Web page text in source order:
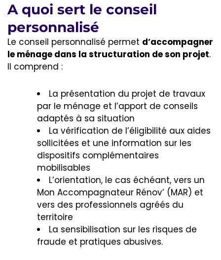
A quoi sert le conseil
personnalisé
Le conseil personnalisé permet d’accompagner
le ménage dans la structuration de son projet.
Il comprend :
La présentation du projet de travaux
par le ménage et l’apport de conseils
adaptés à sa situation
La vérification de l’éligibilité aux aides
sollicitées et une information sur les
dispositifs complémentaires
mobilisables
L’orientation, le cas échéant, vers un
Mon Accompagnateur Rénov’ (MAR) et
vers des professionnels agréés du
territoire
La sensibilisation sur les risques de
fraude et pratiques abusives.